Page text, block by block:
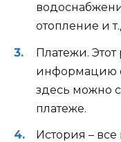
отопление и
Платежи.
информацию
здесь можно
платеже.
История –